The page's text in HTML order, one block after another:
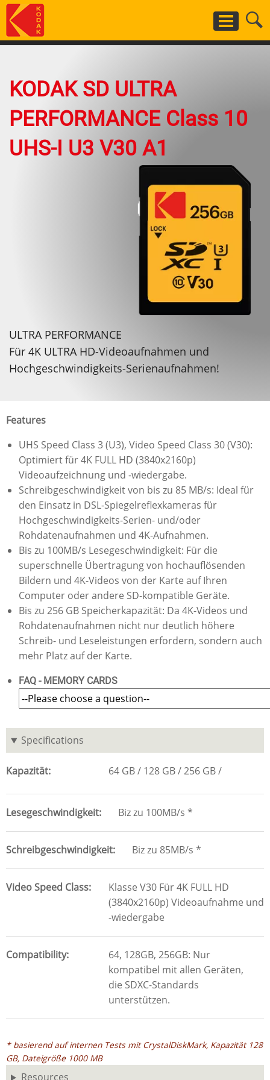
Skip
to
main
KODAK SD ULTRA
PERFORMANCE Class 10
UHS-I U3 V30 A1
ULTRA PERFORMANCE
Für 4K ULTRA HD-Videoaufnahmen und
Hochgeschwindigkeits-Serienaufnahmen!
Features
UHS Speed Class 3 (U3), Video Speed Class 30 (V30):
Optimiert für 4K FULL HD (3840x2160p)
Videoaufzeichnung und -wiedergabe.
Schreibgeschwindigkeit von bis zu 85 MB/s: Ideal für
den Einsatz in DSL-Spiegelreflexkameras für
Hochgeschwindigkeits-Serien- und/oder
Rohdatenaufnahmen und 4K-Aufnahmen.
Bis zu 100MB/s Lesegeschwindigkeit: Für die
superschnelle Übertragung von hochauflösenden
Bildern und 4K-Videos von der Karte auf Ihren
Computer oder andere SD-kompatible Geräte.
Bis zu 256 GB Speicherkapazität: Da 4K-Videos und
Rohdatenaufnahmen nicht nur deutlich höhere
Schreib- und Leseleistungen erfordern, sondern auch
mehr Platz auf der Karte.
FAQ - MEMORY CARDS
Specifications
Kapazität 64 GB 128 GB 256 GB
Lesegeschwindigkeit Biz zu 100MB/s *
Schreibgeschwindigkeit Biz zu 85MB/s *
Video Speed Class
Klasse V30 Für 4K FULL HD
(3840x2160p) Videoaufnahme und
-wiedergabe
Compatibility
64, 128GB, 256GB: Nur
kompatibel mit allen Geräten,
die SDXC-Standards
unterstützen.
* basierend auf internen Tests mit CrystalDiskMark, Kapazität 128
GB, Dateigröße 1000 MB
Resources